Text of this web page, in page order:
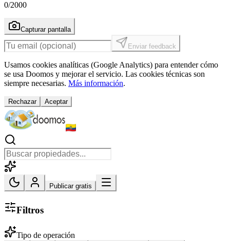
0/2000
Capturar pantalla
Enviar feedback
Usamos cookies analíticas (Google Analytics) para entender cómo
se usa Doomos y mejorar el servicio. Las cookies técnicas son
siempre necesarias. Más información.
Rechazar Aceptar
Publicar gratis
Filtros
Tipo de operación